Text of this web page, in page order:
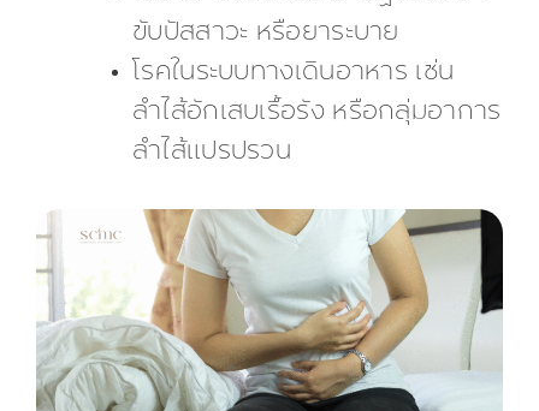
ขับปัสสาวะ หรือยาระบาย
โรคในระบบทางเดินอาหาร เช่น
ลำไส้อักเสบเรื้อรัง หรือกลุ่มอาการ
ลำไส้แปรปรวน